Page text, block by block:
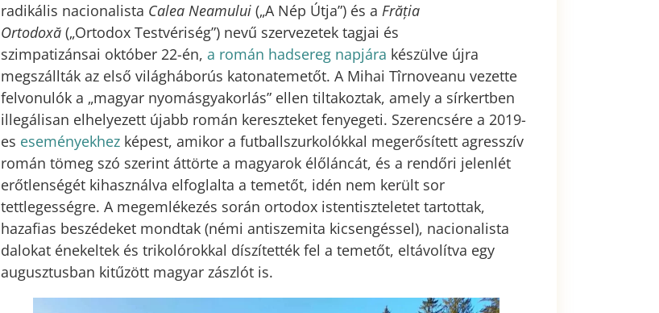
radikális nacionalista Calea Neamului(„A Nép Útja”) és a Frăția
Ortodoxă(„Ortodox Testvériség”) nevű szervezetek tagjai és
szimpatizánsai október 22-én, a román hadsereg napjára készülve újra
megszállták az első világháborús katonatemetőt. A Mihai Tîrnoveanu vezette
felvonulók a „magyar nyomásgyakorlás” ellen tiltakoztak, amely a sírkertben
illegálisan elhelyezett újabb román kereszteket fenyegeti. Szerencsére a 2019-
es eseményekhezképest, amikor a futballszurkolókkal megerősített agresszív
román tömeg szó szerint áttörte a magyarok élőláncát, és a rendőri jelenlét
erőtlenségét kihasználva elfoglalta a temetőt, idén nem került sor
tettlegességre. A megemlékezés során ortodox istentiszteletet tartottak,
hazafias beszédeket mondtak (némi antiszemita kicsengéssel), nacionalista
dalokat énekeltek és trikolórokkal díszítették fel a temetőt, eltávolítva egy
augusztusban kitűzött magyar zászlót is.